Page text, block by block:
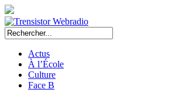
Actus
À l’École
Culture
Face B